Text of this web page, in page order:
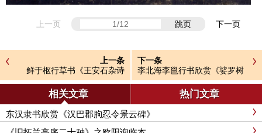
上一页 跳页 下一页
上一条
鲜于枢行草书《王安石杂诗
卷》
下一条
李北海李邕行书欣赏《娑罗树
碑记》
相关文章 热门文章
东汉隶书欣赏《汉巴郡朐忍令景云碑》